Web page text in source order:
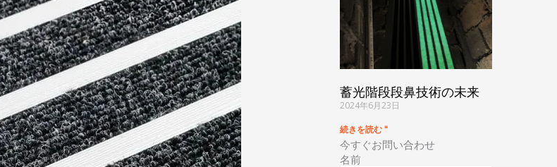
蓄光階段段鼻技術の未来
2024年6月23日
続きを読む "
今すぐお問い合わせ
名前